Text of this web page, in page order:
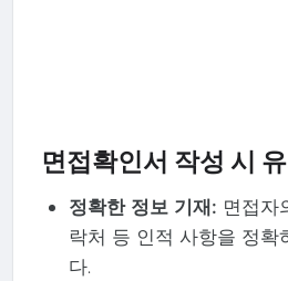
면접확인서 작성 시
정확한 정보 기재: 면접자
락처 등 인적 사항을 정확
다.